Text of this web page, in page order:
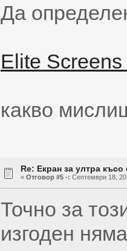
Да
Elite
какво
Re: Екран за ултра
« Отговор #5 -: Септември 18,
Точно за
изгоден